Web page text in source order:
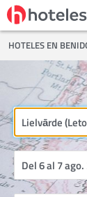
HOTELES EN